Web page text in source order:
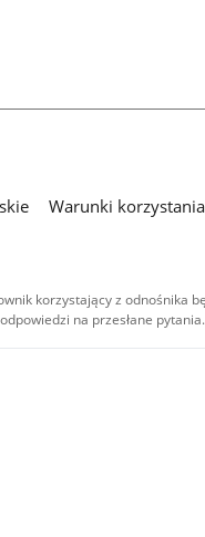
Warunki korzystania
korzystający z odnośnika
na przesłane
są
audio i wideo,
niekomercyjne -